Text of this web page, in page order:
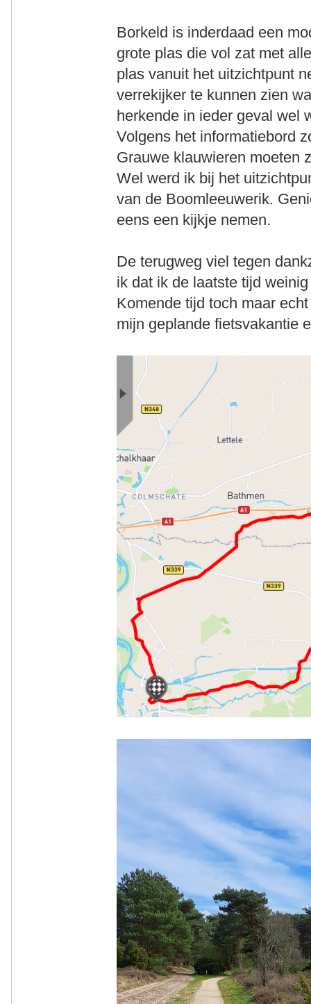
Borkeld is inderdaad een
grote plas die vol zat met
plas vanuit het uitzichtpunt
verrekijker te kunnen zien
herkende in ieder geval wel
Volgens het informatiebord
Grauwe klauwieren moeten
Wel werd ik bij het
van de Boomleeuwerik.
eens een kijkje nemen.
De terugweg viel tegen
ik dat ik de laatste tijd
Komende tijd toch maar
mijn geplande fietsvakantie